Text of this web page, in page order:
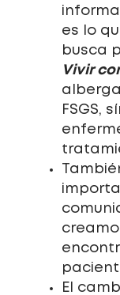
es lo
busca
Vivir
FSGS,
El